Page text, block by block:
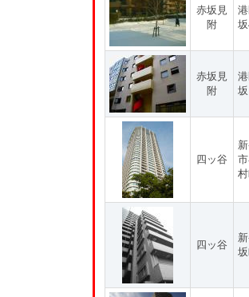
赤坂見
附
赤坂見
附
四ッ谷
四ッ谷